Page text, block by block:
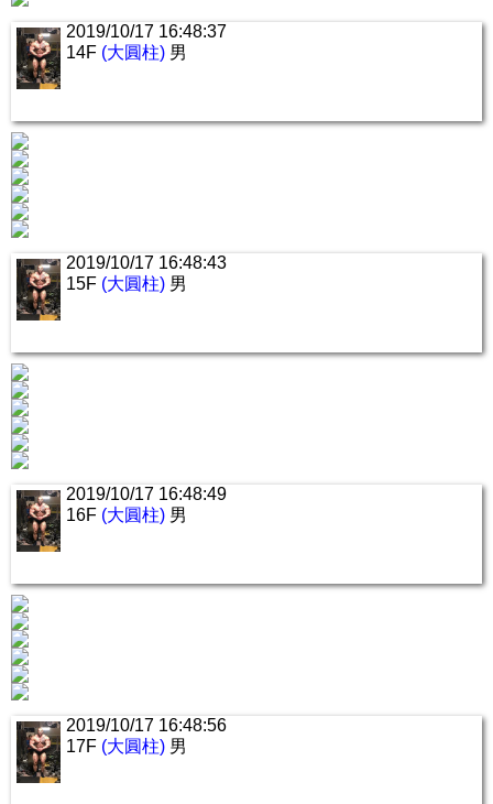
2019/10/17 16:48:37
14F (大圓柱) 男
2019/10/17 16:48:43
15F (大圓柱) 男
2019/10/17 16:48:49
16F (大圓柱) 男
2019/10/17 16:48:56
17F (大圓柱) 男